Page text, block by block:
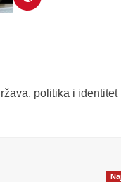
politika i identitet